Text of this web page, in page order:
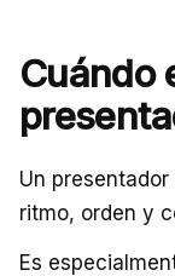
Cuándo
Un
ritmo, orden y
Es